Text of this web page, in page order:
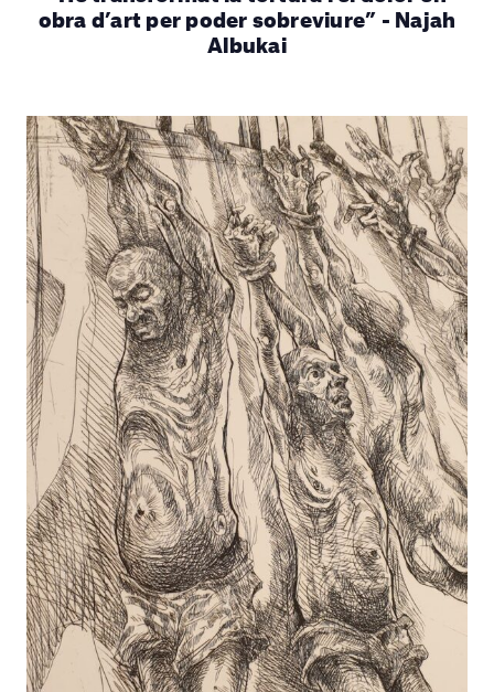
obra d’art per poder sobreviure” - Najah
Albukai